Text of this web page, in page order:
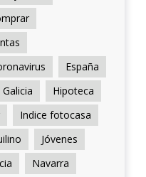
España
Galicia
Hipoteca
Indice fotocasa
Jóvenes
Navarra